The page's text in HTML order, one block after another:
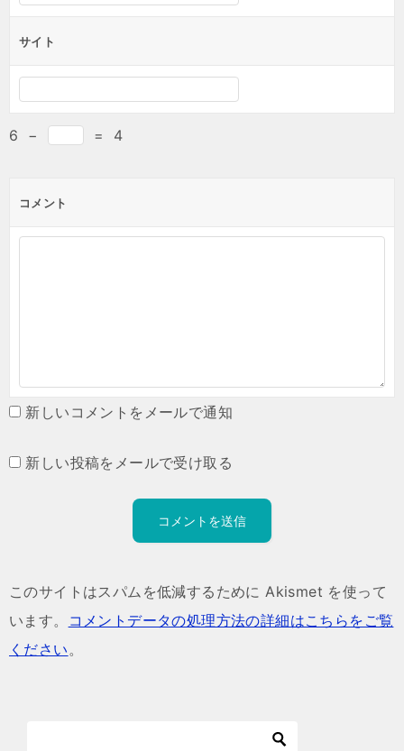
サイト
6 − = 4
コメント
新しいコメントをメールで通知
新しい投稿をメールで受け取る
このサイトはスパムを低減するために Akismet を使って
います。
コメントデータの処理方法の詳細はこちらをご覧
ください。